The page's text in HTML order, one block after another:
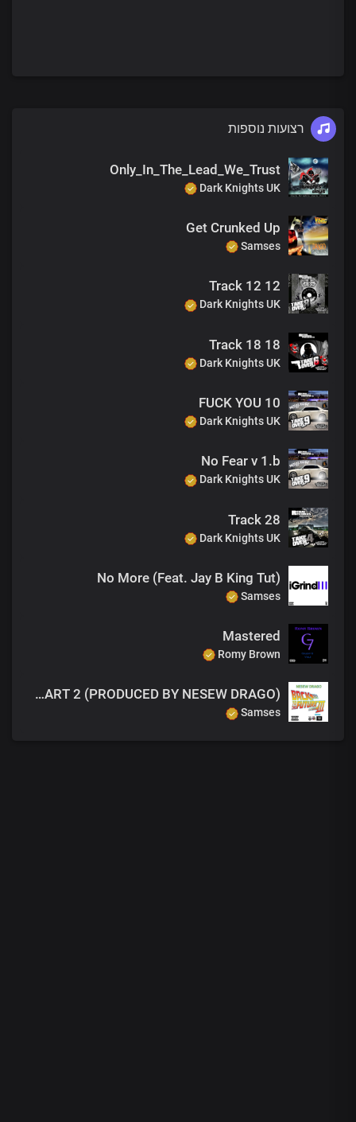
רצועות נוספות
Only_In_The_Lead_We_Trust
Dark Knights UK
Get Crunked Up
Samses
12 Track 12
Dark Knights UK
18 Track 18
Dark Knights UK
10 FUCK YOU
Dark Knights UK
No Fear v 1.b
Dark Knights UK
Track 28
Dark Knights UK
No More (Feat. Jay B King Tut)
Samses
Mastered
Romy Brown
Fuzion Mixtapes - NESEW DRAGO - BACK TO THE FUTURE 3 - 38 HUSTLERS NIGHTMARE PART 2 (PRODUCED BY NESEW DRAGO)
Samses